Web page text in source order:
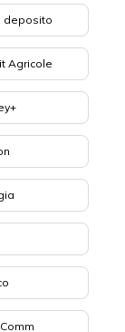
deposito
Agricole